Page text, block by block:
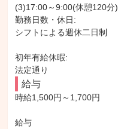
(3)17:00～9:00(休憩120分)
勤務日数・休日:
シフトによる週休二日制
初年有給休暇:
法定通り
給与
時給1,500円～1,700円
給与